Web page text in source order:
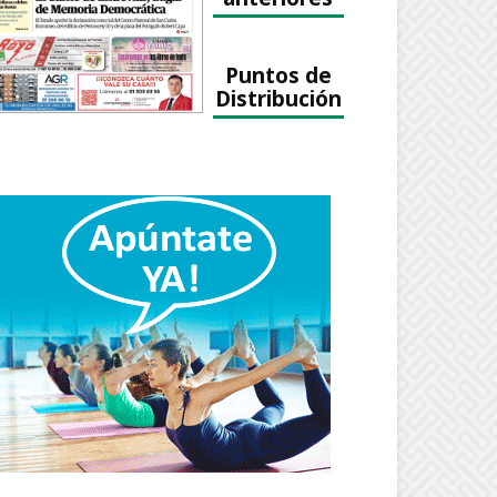
Puntos de
Distribución